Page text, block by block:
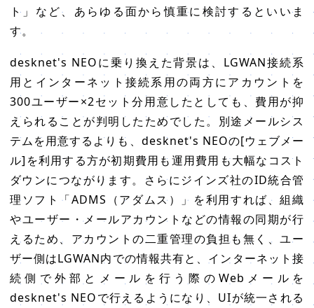
ト」など、あらゆる面から慎重に検討するといいま
す。
desknet's NEOに乗り換えた背景は、LGWAN接続系
用とインターネット接続系用の両方にアカウントを
300ユーザー×2セット分用意したとしても、費用が抑
えられることが判明したためでした。別途メールシス
テムを用意するよりも、desknet's NEOの[ウェブメー
ル]を利用する方が初期費用も運用費用も大幅なコスト
ダウンにつながります。さらにジインズ社のID統合管
理ソフト「ADMS（アダムス）」を利用すれば、組織
やユーザー・メールアカウントなどの情報の同期が行
えるため、アカウントの二重管理の負担も無く、ユー
ザー側はLGWAN内での情報共有と、インターネット接
続側で外部とメールを行う際のWebメールを
desknet's NEOで行えるようになり、UIが統一される